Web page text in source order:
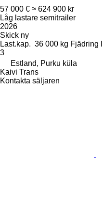
57 000 € ≈ 624 900 kr
Låg lastare semitrailer
2026
Skick ny
Last.kap. 36 000 kg Fjädring
3
Estland, Purku küla
Kaivi Trans
Kontakta säljaren